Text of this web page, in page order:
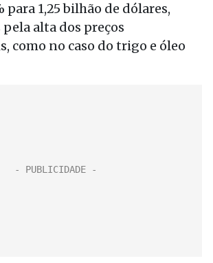
para 1,25 bilhão de dólares,
alta dos preços
como no caso do trigo e óleo